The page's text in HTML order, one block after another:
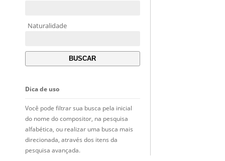
Naturalidade
Dica de uso
Você pode filtrar sua busca pela inicial
do nome do compositor, na pesquisa
alfabética, ou realizar uma busca mais
direcionada, através dos itens da
pesquisa avançada.